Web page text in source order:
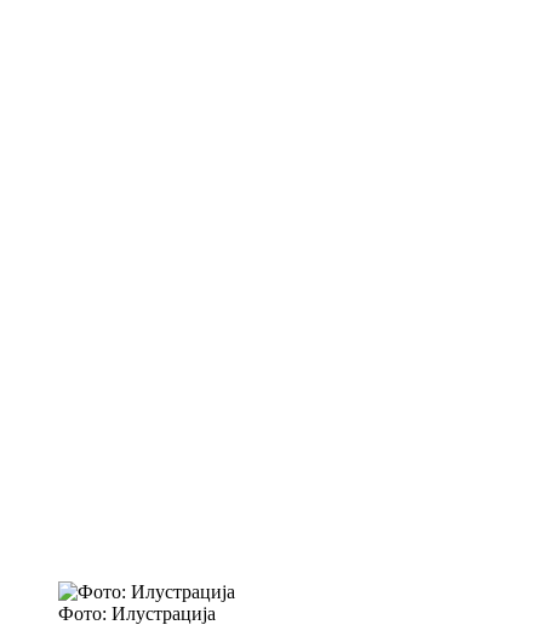
Фото: Илустрација